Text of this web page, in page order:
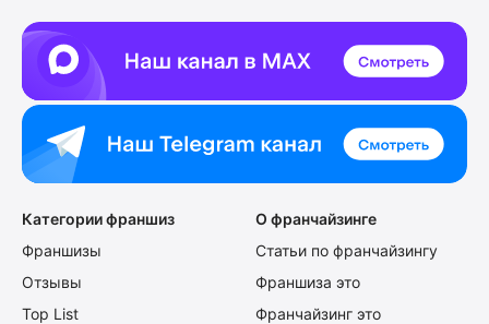
Категории франшиз
Франшизы
Отзывы
Top List
О франчайзинге
Статьи по франчайзингу
Франшиза это
Франчайзинг это